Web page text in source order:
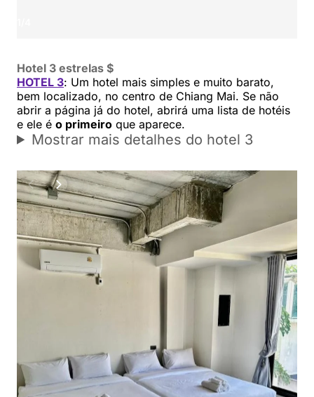
Hotel 3 estrelas $
HOTEL 3: Um hotel mais simples e muito barato,
bem localizado, no centro de Chiang Mai. Se não
abrir a página já do hotel, abrirá uma lista de hotéis
e ele é o primeiro que aparece.
Mostrar mais detalhes do hotel 3